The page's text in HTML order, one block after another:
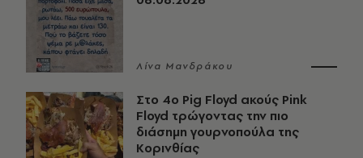
Λίνα Μανδράκου
Στο 4ο Pig Floyd ακούς Pink
Floyd τρώγοντας την πιο
διάσημη γουρνοπούλα της
Κορινθίας